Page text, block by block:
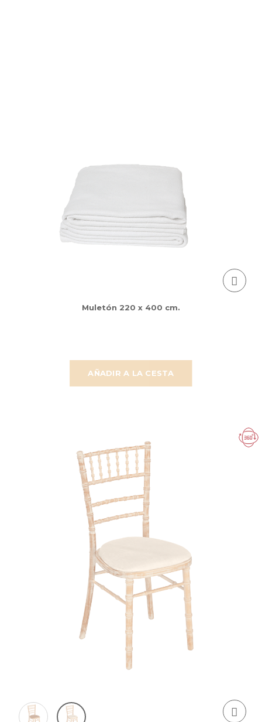
AÑADIR A LA CESTA
Muletón 220 x 400 cm.